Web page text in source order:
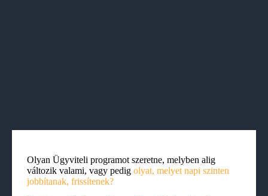
Olyan Ügyviteli programot szeretne, melyben alig
változik valami, vagy pedig olyat, melyet napi szinten
jobbítanak, frissítenek?